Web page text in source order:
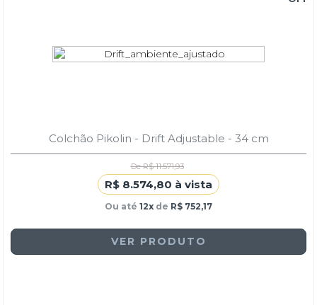
Colchão Pikolin - Drift Adjustable - 34 cm
De R$ 11.571,93
R$ 8.574,80 à vista
Ou até 12x de R$ 752,17
VER PRODUTO